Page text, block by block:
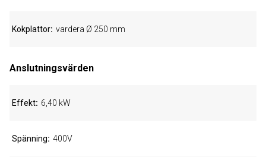
Kokplattor vardera Ø 250 mm
Anslutningsvärden
Effekt 6,40 kW
Spänning 400V